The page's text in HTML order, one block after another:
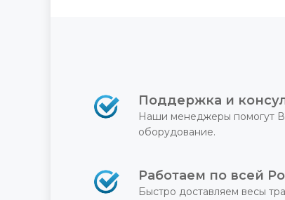
Поддержка и
Наши менеджеры помогут
оборудование.
Работаем по всей
Быстро доставляем весы